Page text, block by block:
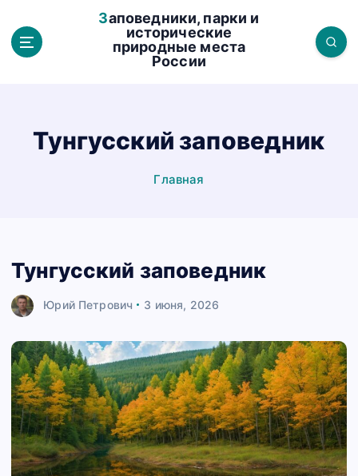
Заповедники, парки и
исторические
природные места
России
Тунгусский заповедник
Главная
Тунгусский заповедник
Юрий Петрович 3 июня, 2026